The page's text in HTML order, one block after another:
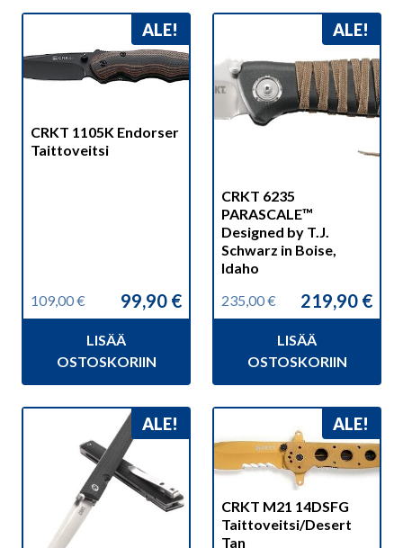
ALE!
CRKT 1105K Endorser
Taittoveitsi
109,00€
Alkuperäinen
hinta
109,00 €.
99,90 €
Nykyinen
hinta
99,90 €.
LISÄÄ
OSTOSKORIIN
ALE!
CRKT 6235
PARASCALE™
Designed by T.J.
Schwarz in Boise,
Idaho
235,00€
Alkuperäinen
hinta
235,00 €.
219,90 €
Nykyinen
hinta
219,90 €.
LISÄÄ
OSTOSKORIIN
ALE! ALE!
CRKT M21 14DSFG
Taittoveitsi/Desert
Tan